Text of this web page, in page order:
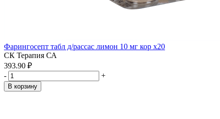
Фарингосепт табл д/рассас лимон 10 мг кор x20
СК Терапия СА
393.90 ₽
-
+
В корзину